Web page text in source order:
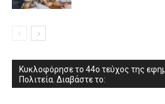
Κυκλοφόρησε το 44ο τεύχος της
Πολιτεία. Διαβάστε το: